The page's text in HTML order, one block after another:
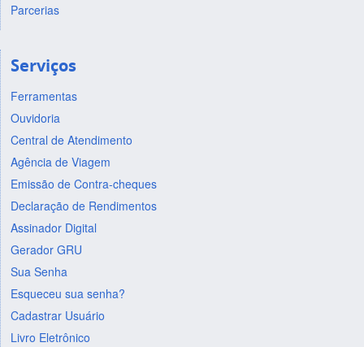
Parcerias
Serviços
Ferramentas
Ouvidoria
Central de Atendimento
Agência de Viagem
Emissão de Contra-cheques
Declaração de Rendimentos
Assinador Digital
Gerador GRU
Sua Senha
Esqueceu sua senha?
Cadastrar Usuário
Livro Eletrônico